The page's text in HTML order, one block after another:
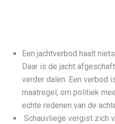
Een jachtverbod haalt
Daar is de jacht
verder dalen. Een verbod
maatregel, om politiek
echte redenen van de
Schauvliege vergist zich